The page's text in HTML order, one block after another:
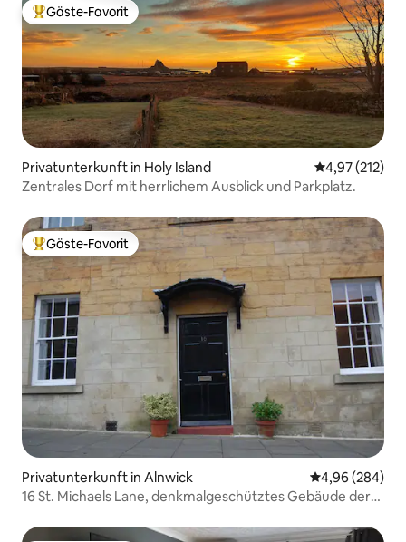
Beliebter Gäste-Favorit.
Gäste-Favorit
Privatunterkunft in Holy Island
4,97 (212)
Zentrales Dorf mit herrlichem Ausblick und Parkplatz.
Beliebter Gäste-Favorit.
Gäste-Favorit
Privatunterkunft in Alnwick
4,96 (284)
16 St. Michaels Lane, denkmalgeschütztes Gebäude der